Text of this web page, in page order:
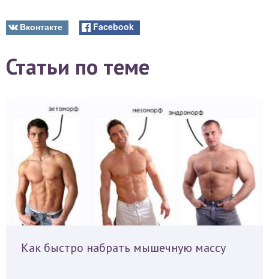
Вконтакте Facebook
Статьи по теме
Как быстро набрать мышечную массу